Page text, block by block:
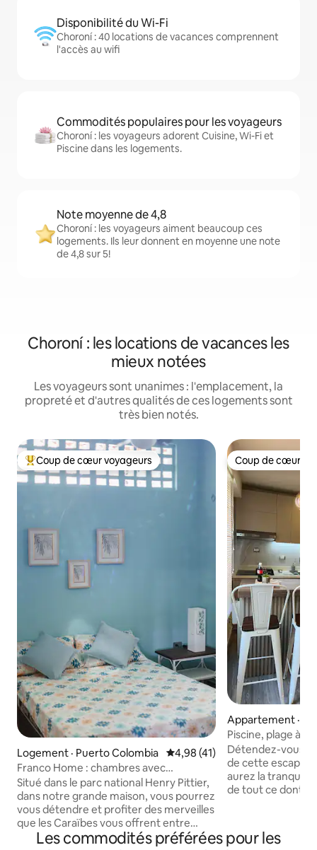
Disponibilité du Wi-Fi
Choroní : 40 locations de vacances comprennent
l'accès au wifi
Commodités populaires pour les voyageurs
Choroní : les voyageurs adorent Cuisine, Wi-Fi et
Piscine dans les logements.
Note moyenne de 4,8
Choroní : les voyageurs aiment beaucoup ces
logements. Ils leur donnent en moyenne une note
de 4,8 sur 5!
Choroní : les locations de vacances les
mieux notées
Les voyageurs sont unanimes : l'emplacement, la
propreté et d'autres qualités de ces logements sont
très bien notés.
Coup de cœur voyageurs parmi les plus aimés
Coup de cœur voyageurs
Logement · Puerto Colombia Note moyenne de 4,98 sur 5,
4,98 (41)
Franco Home : chambres avec
climatisation
Situé dans le parc national Henry Pittier,
dans notre grande maison, vous pourrez
vous détendre et profiter des merveilles
que les Caraïbes vous offrent entre
plages et montagnes. Nous disposons
Coup de cœur
Coup de cœur
Appartement ·
Piscine, plage à
et repos
Détendez-vous
de cette
aurez la
de tout ce dont
couple, pouvoir
plage, prendre un
Les commodités préférées pour les